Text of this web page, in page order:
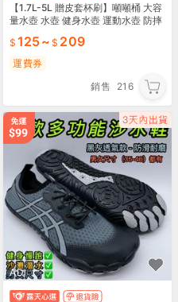
【1.7L-5L 贈皮套杯刷】噸噸桶 大容
量水壺 水壺 健身水壺 運動水壺 防摔
125~ 209
運費券
銷售
216
AD